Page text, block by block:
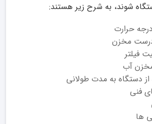
شوند، به شرح زیر هستند:
حرارت
مخزن
فیلتر
آب
از دستگاه به مدت طولانی
فنی
ها